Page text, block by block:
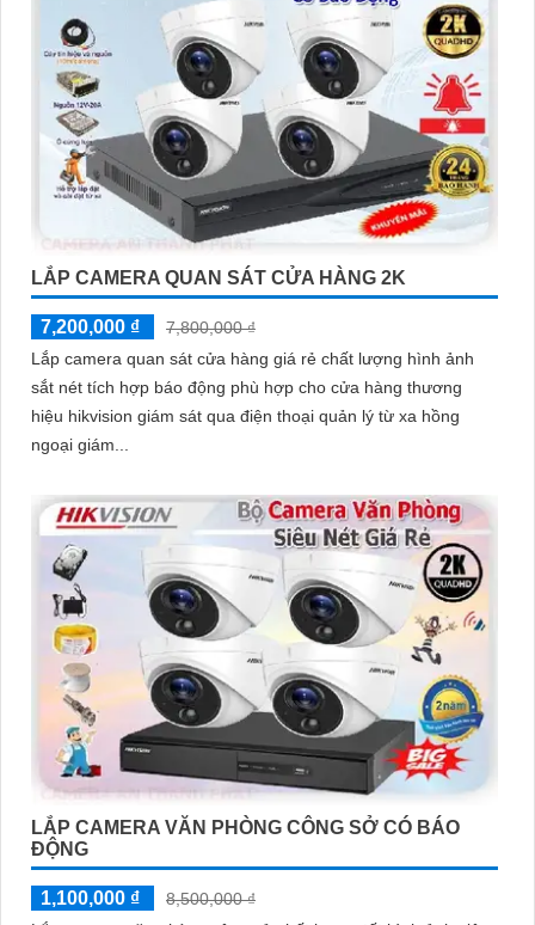
LẮP CAMERA QUAN SÁT CỬA HÀNG 2K
7,200,000 ₫
7,800,000 ₫
Lắp camera quan sát cửa hàng giá rẻ chất lượng hình ảnh
sắt nét tích hợp báo động phù hợp cho cửa hàng thương
hiệu hikvision giám sát qua điện thoại quản lý từ xa hồng
ngoại giám...
LẮP CAMERA VĂN PHÒNG CÔNG SỞ CÓ BÁO
ĐỘNG
1,100,000 ₫
8,500,000 ₫